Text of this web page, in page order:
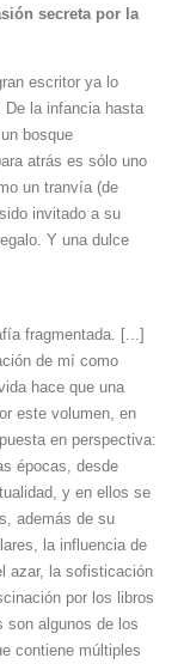
secreta por la
escritor ya lo
la infancia hasta
bosque
atrás es sólo uno
un tranvía (de
invitado a su
Y una dulce
fragmentada. [...]
de mí como
hace que una
este volumen, en
en perspectiva:
épocas, desde
y en ellos se
además de su
la influencia de
azar, la sofisticación
por los libros
son algunos de los
contiene múltiples